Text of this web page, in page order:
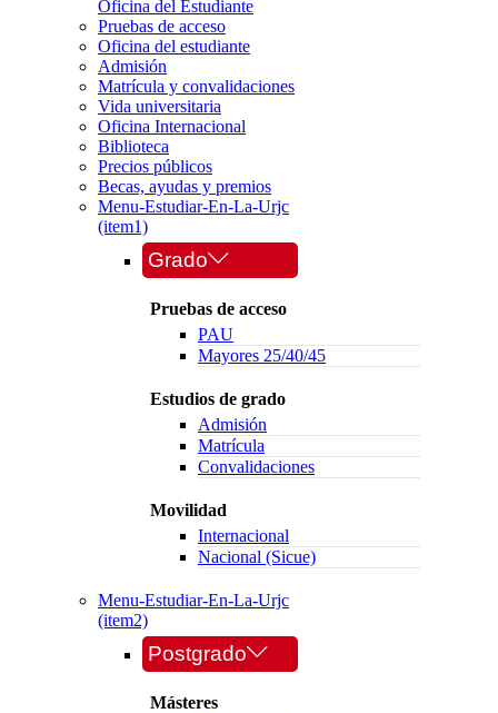
Oficina del Estudiante
Pruebas de acceso
Oficina del estudiante
Admisión
Matrícula y convalidaciones
Vida universitaria
Oficina Internacional
Biblioteca
Precios públicos
Becas, ayudas y premios
Menu-Estudiar-En-La-Urjc
(item1)
Grado
Pruebas de acceso
PAU
Mayores 25/40/45
Estudios de grado
Admisión
Matrícula
Convalidaciones
Movilidad
Internacional
Nacional (Sicue)
Menu-Estudiar-En-La-Urjc
(item2)
Postgrado
Másteres